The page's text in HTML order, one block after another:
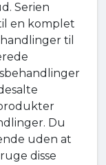
Serien
en komplet
til
Du
uden at
disse